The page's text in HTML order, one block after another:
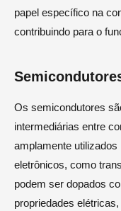
papel específico na
contribuindo para o
Os semicondutores
intermediárias entre
amplamente
eletrônicos, como
podem ser dopados
propriedades